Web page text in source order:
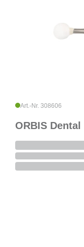
Art.-Nr. 308606
ORBIS Dental